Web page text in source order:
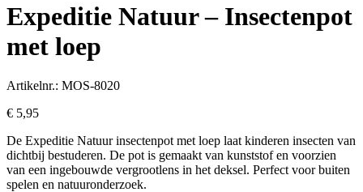
Expeditie Natuur – Insectenpot
met loep
Artikelnr.: MOS-8020
€ 5,95
De Expeditie Natuur insectenpot met loep laat kinderen insecten van
dichtbij bestuderen. De pot is gemaakt van kunststof en voorzien
van een ingebouwde vergrootlens in het deksel. Perfect voor buiten
spelen en natuuronderzoek.